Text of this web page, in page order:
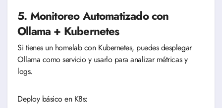
5. Monitoreo Automatizado con
Ollama + Kubernetes
Si tienes un homelab con Kubernetes, puedes desplegar
Ollama como servicio y usarlo para analizar métricas y
logs.
Deploy básico en K8s: